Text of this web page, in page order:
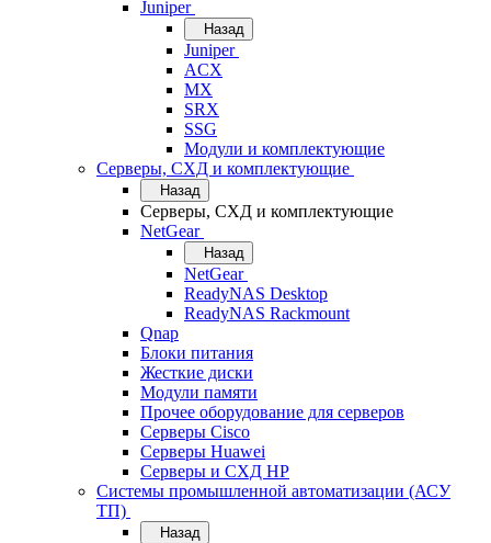
Juniper
Назад
Juniper
ACX
MX
SRX
SSG
Модули и комплектующие
Серверы, СХД и комплектующие
Назад
Серверы, СХД и комплектующие
NetGear
Назад
NetGear
ReadyNAS Desktop
ReadyNAS Rackmount
Qnap
Блоки питания
Жесткие диски
Модули памяти
Прочее оборудование для серверов
Серверы Cisco
Серверы Huawei
Серверы и СХД HP
Системы промышленной автоматизации (АСУ
ТП)
Назад